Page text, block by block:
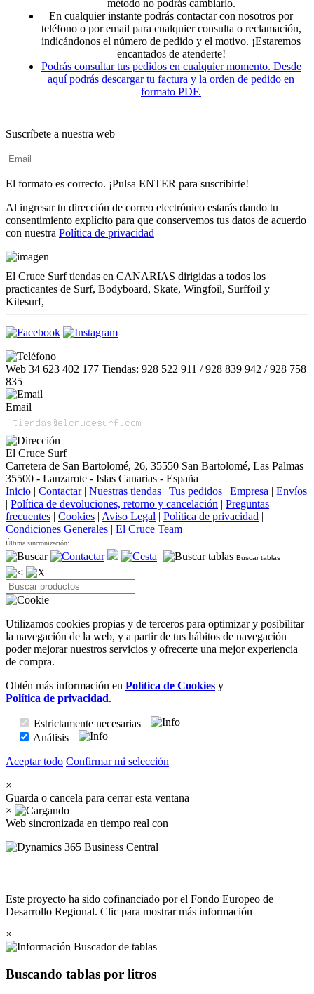
método no podrás cambiarlo.
En cualquier instante podrás contactar con nosotros por
teléfono o por email para cualquier consulta o reclamación,
indicándonos el número de pedido y el motivo. ¡Estaremos
encantados de atenderte!
Podrás consultar tus pedidos en cualquier momento. Desde
aquí podrás descargar tu factura y la orden de pedido en
formato PDF.
Suscríbete a nuestra web
El formato es correcto. ¡Pulsa ENTER para suscribirte!
Al ingresar tu dirección de correo electrónico estarás dando tu
consentimiento explícito para que conservemos tus datos de acuerdo
con nuestra Política de privacidad
El Cruce Surf tiendas en CANARIAS dirigidas a todos los
practicantes de Surf, Bodyboard, Skate, Wingfoil, Surffoil y
Kitesurf,
Web 34 623 402 177 Tiendas: 928 522 911 / 928 839 942 / 928 758
835
Email
El Cruce Surf
Carretera de San Bartolomé, 26, 35550 San Bartolomé, Las Palmas
35500 - Lanzarote - Islas Canarias - España
Inicio | Contactar | Nuestras tiendas | Tus pedidos | Empresa | Envíos
| Política de devoluciones, retorno y cancelación | Preguntas
frecuentes | Cookies | Aviso Legal | Política de privacidad |
Condiciones Generales | El Cruce Team
Última sincronización:
Buscar tablas
Utilizamos cookies propias y de terceros para optimizar y posibilitar
la navegación de la web, y a partir de tus hábitos de navegación
poder mejorar nuestros servicios y ofrecerte una mejor experiencia
de compra.
Obtén más información en Política de Cookies y
Política de privacidad.
Estrictamente necesarias
Análisis
Aceptar todo Confirmar mi selección
×
Guarda o cancela para cerrar esta ventana
×
Web sincronizada en tiempo real con
Este proyecto ha sido cofinanciado por el Fondo Europeo de
Desarrollo Regional. Clic para mostrar más información
×
Buscador de tablas
Buscando tablas por litros